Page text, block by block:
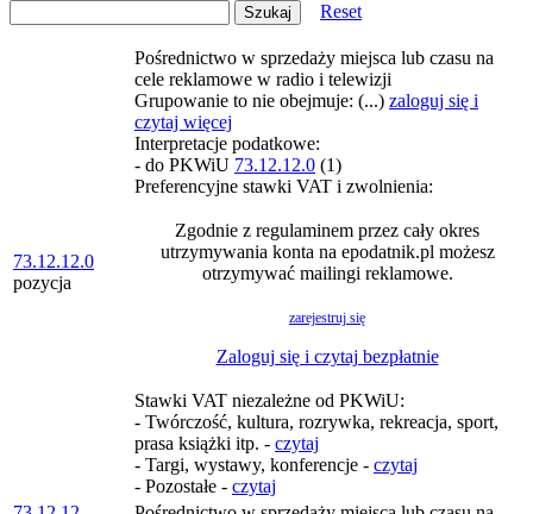
Reset
73.12.12.0
pozycja
Pośrednictwo w sprzedaży miejsca lub czasu na
cele reklamowe w radio i telewizji
Grupowanie to nie obejmuje: (...) zaloguj się i
czytaj więcej
Interpretacje podatkowe:
- do PKWiU 73.12.12.0 (1)
Preferencyjne stawki VAT i zwolnienia:
Zgodnie z regulaminem przez cały okres
utrzymywania konta na epodatnik.pl możesz
otrzymywać mailingi reklamowe.
zarejestruj się
Zaloguj się i czytaj bezpłatnie
Stawki VAT niezależne od PKWiU:
- Twórczość, kultura, rozrywka, rekreacja, sport,
prasa książki itp. - czytaj
- Targi, wystawy, konferencje - czytaj
- Pozostałe - czytaj